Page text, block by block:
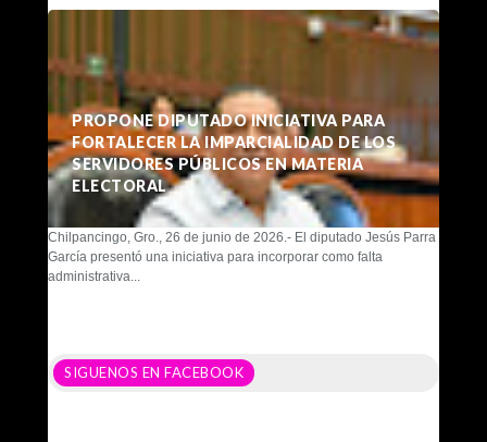
PROPONE DIPUTADO INICIATIVA PARA
FORTALECER LA IMPARCIALIDAD DE LOS
SERVIDORES PÚBLICOS EN MATERIA
ELECTORAL
Chilpancingo, Gro., 26 de junio de 2026.- El diputado Jesús Parra
García presentó una iniciativa para incorporar como falta
administrativa...
SIGUENOS EN FACEBOOK